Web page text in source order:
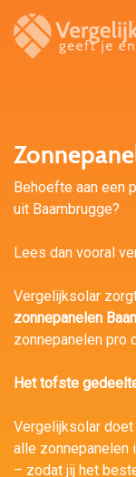
Behoefte aan een
uit Baambrugge?
Lees dan vooral
Vergelijksolar
zonnepanelen
zonnepanelen pro
Het tofste
Vergelijksolar
alle zonnepanelen
– zodat jij het